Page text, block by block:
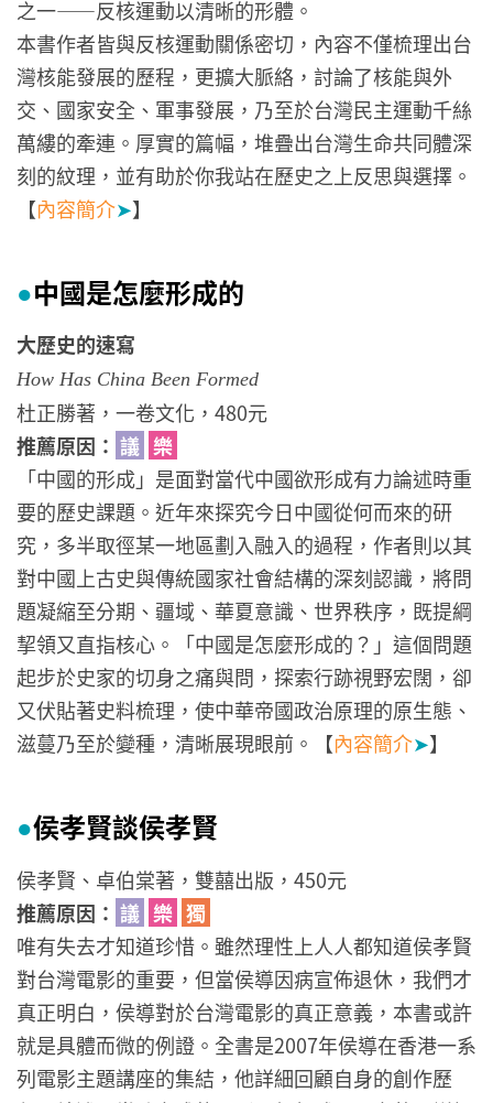
之一——反核運動以清晰的形體。
本書作者皆與反核運動關係密切，內容不僅梳理出台
灣核能發展的歷程，更擴大脈絡，討論了核能與外
交、國家安全、軍事發展，乃至於台灣民主運動千絲
萬縷的牽連。厚實的篇幅，堆疊出台灣生命共同體深
刻的紋理，並有助於你我站在歷史之上反思與選擇。
【內容簡介➤】
●中國是怎麼形成的
大歷史的速寫
How Has China Been Formed
杜正勝著，一卷文化，480元
推薦原因： 議 樂
「中國的形成」是面對當代中國欲形成有力論述時重
要的歷史課題。近年來探究今日中國從何而來的研
究，多半取徑某一地區劃入融入的過程，作者則以其
對中國上古史與傳統國家社會結構的深刻認識，將問
題凝縮至分期、疆域、華夏意識、世界秩序，既提綱
挈領又直指核心。「中國是怎麼形成的？」這個問題
起步於史家的切身之痛與問，探索行跡視野宏闊，卻
又伏貼著史料梳理，使中華帝國政治原理的原生態、
滋蔓乃至於變種，清晰展現眼前。【內容簡介➤】
●侯孝賢談侯孝賢
侯孝賢、卓伯棠著，雙囍出版，450元
推薦原因： 議 樂 獨
唯有失去才知道珍惜。雖然理性上人人都知道侯孝賢
對台灣電影的重要，但當侯導因病宣佈退休，我們才
真正明白，侯導對於台灣電影的真正意義，本書或許
就是具體而微的例證。全書是2007年侯導在香港一系
列電影主題講座的集結，他詳細回顧自身的創作歷